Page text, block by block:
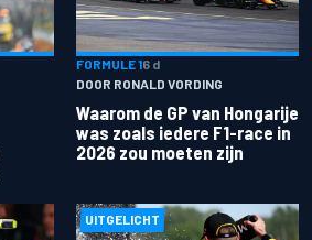
FORMULE 16 d
DOOR RONALD VORDING
Waarom de GP van Hongarije
was zoals iedere F1-race in
2026 zou moeten zijn
UITGELICHT